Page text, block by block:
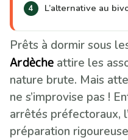
L’alternative au
Prêts à dormir sous
Ardèche attire les
nature brute. Mais
ne s’improvise pas !
arrêtés préfectoraux,
préparation